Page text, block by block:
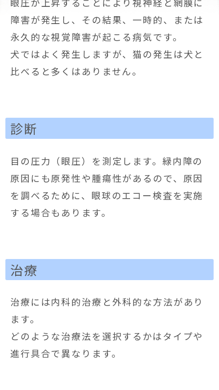
障害が発生し、その結果、一時的、または
永久的な視覚障害が起こる病気です。
犬ではよく発生しますが、猫の発生は犬と
比べると多くはありません。
診断
目の圧力（眼圧）を測定します。緑内障の
原因にも原発性や腫瘍性があるので、原因
を調べるために、眼球のエコー検査を実施
する場合もあります。
治療
治療には内科的治療と外科的な方法があり
ます。
どのような治療法を選択するかはタイプや
進行具合で異なります。